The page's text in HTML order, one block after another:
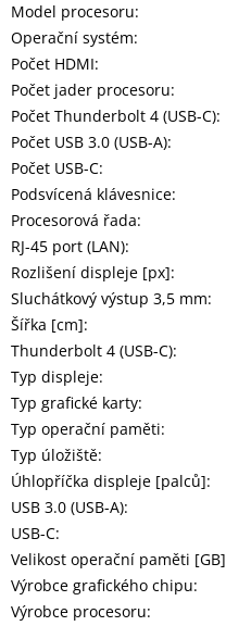
Model procesoru:
Operační systém:
Počet HDMI:
Počet jader procesoru:
Počet Thunderbolt 4 (USB-C):
Počet USB 3.0 (USB-A):
Počet USB-C:
Podsvícená klávesnice:
Procesorová řada:
RJ-45 port (LAN):
Rozlišení displeje [px]:
Sluchátkový výstup 3,5 mm:
Šířka [cm]:
Thunderbolt 4 (USB-C):
Typ displeje:
Typ grafické karty:
Typ operační paměti:
Typ úložiště:
Úhlopříčka displeje [palců]:
USB 3.0 (USB-A):
USB-C:
Velikost operační paměti [GB]
Výrobce grafického chipu:
Výrobce procesoru: